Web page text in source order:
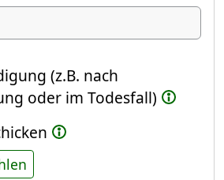
(z.B. nach
oder im Todesfall)